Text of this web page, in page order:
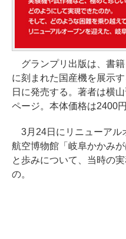
グランプリ出版は、書籍
に刻まれた国産機を展示
日に発売する。著者は横
ページ。本体価格は2400円
3月24日にリニューアル
航空博物館「岐阜かかみ
と歩みについて、当時の
の。